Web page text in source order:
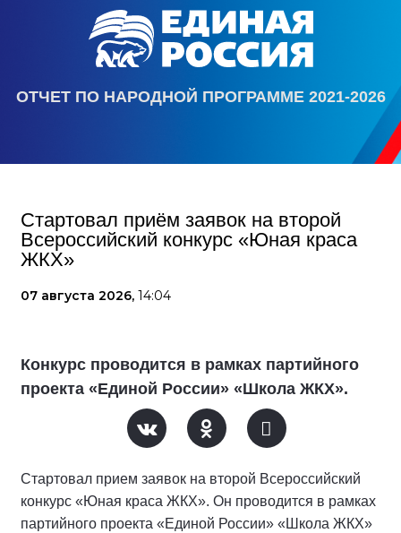
ОТЧЕТ ПО НАРОДНОЙ ПРОГРАММЕ 2021-2026
Стартовал приём заявок на второй
Всероссийский конкурс «Юная краса
ЖКХ»
07 августа 2026, 14:04
Конкурс проводится в рамках партийного
проекта «Единой России» «Школа ЖКХ».
Стартовал прием заявок на второй Всероссийский
конкурс «Юная краса ЖКХ». Он проводится в рамках
партийного проекта «Единой России» «Школа ЖКХ»